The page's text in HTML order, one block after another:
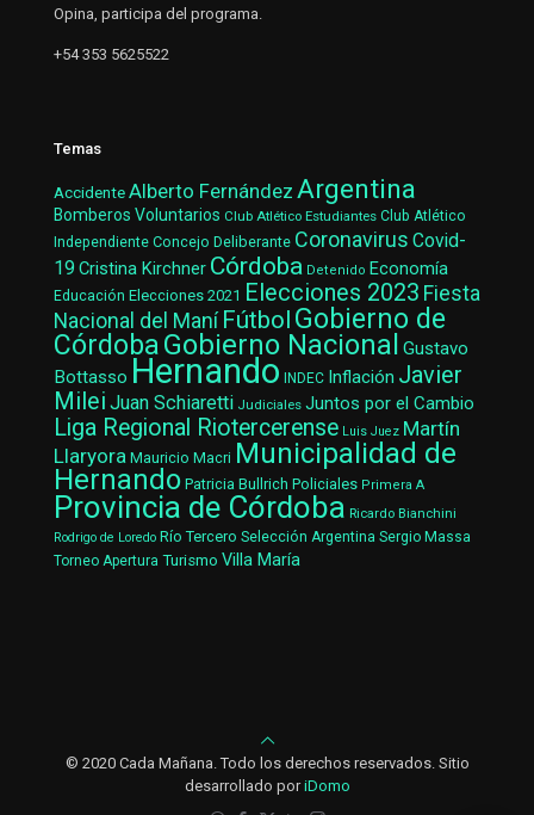
Opina, participa del programa.
+54 353 5625522
Temas
AccidenteAlberto Fernández Argentina
Bomberos Voluntarios Club Atlético Estudiantes Club Atlético
Independiente Concejo Deliberante Coronavirus Covid-
19 Cristina Kirchner Córdoba Detenido Economía
Educación Elecciones 2021 Elecciones 2023 Fiesta
Nacional del Maní Fútbol Gobierno de
CórdobaGobierno Nacional Gustavo
Bottasso Hernando INDEC Inflación Javier
Milei Juan Schiaretti Judiciales Juntos por el Cambio
Liga Regional Riotercerense Luis Juez Martín
Llaryora Mauricio Macri Municipalidad de
Hernando Patricia Bullrich Policiales Primera A
Provincia de Córdoba Ricardo Bianchini
Rodrigo de Loredo Río Tercero Selección Argentina Sergio Massa
Torneo Apertura Turismo Villa María
© 2020 Cada Mañana. Todo los derechos reservados. Sitio
desarrollado poriDomo